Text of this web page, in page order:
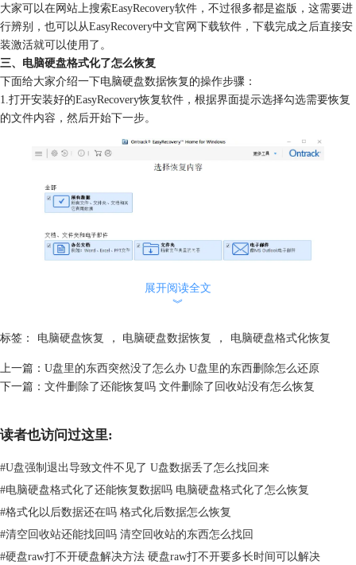
大家可以在网站上搜索EasyRecovery软件，不过很多都是盗版，这需要进
行辨别，也可以从EasyRecovery中文官网下载软件，下载完成之后直接安
装激活就可以使用了。
三、电脑硬盘格式化了怎么恢复
下面给大家介绍一下电脑硬盘数据恢复的操作步骤：
1.打开安装好的EasyRecovery恢复软件，根据界面提示选择勾选需要恢复
的文件内容，然后开始下一步。
展开阅读全文
︾
标签： 电脑硬盘恢复 ， 电脑硬盘数据恢复 ， 电脑硬盘格式化恢复
上一篇： U盘里的东西突然没了怎么办 U盘里的东西删除怎么还原
下一篇： 文件删除了还能恢复吗 文件删除了回收站没有怎么恢复
读者也访问过这里:
#U盘强制退出导致文件不见了 U盘数据丢了怎么找回来
#电脑硬盘格式化了还能恢复数据吗 电脑硬盘格式化了怎么恢复
#格式化以后数据还在吗 格式化后数据怎么恢复
#清空回收站还能找回吗 清空回收站的东西怎么找回
#硬盘raw打不开硬盘解决方法 硬盘raw打不开要多长时间可以解决